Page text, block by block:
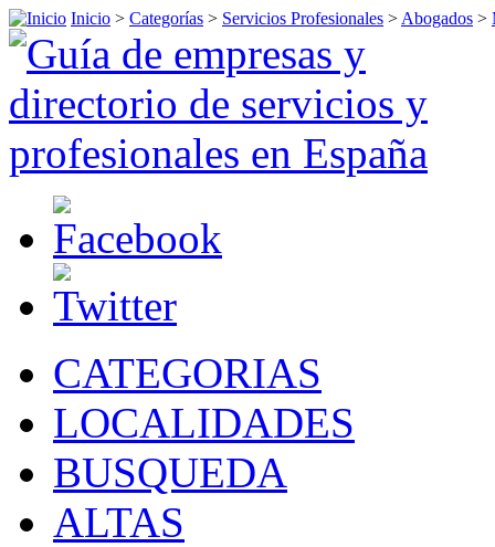
Inicio > Categorías > Servicios Profesionales > Abogados >
CATEGORIAS
LOCALIDADES
BUSQUEDA
ALTAS